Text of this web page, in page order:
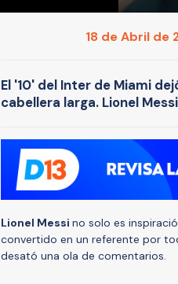
18 de Abril de
El '10' del Inter de Miami
cabellera larga. Lionel
Lionel Messi no solo es
convertido en un referente por
desató una ola de comentarios.